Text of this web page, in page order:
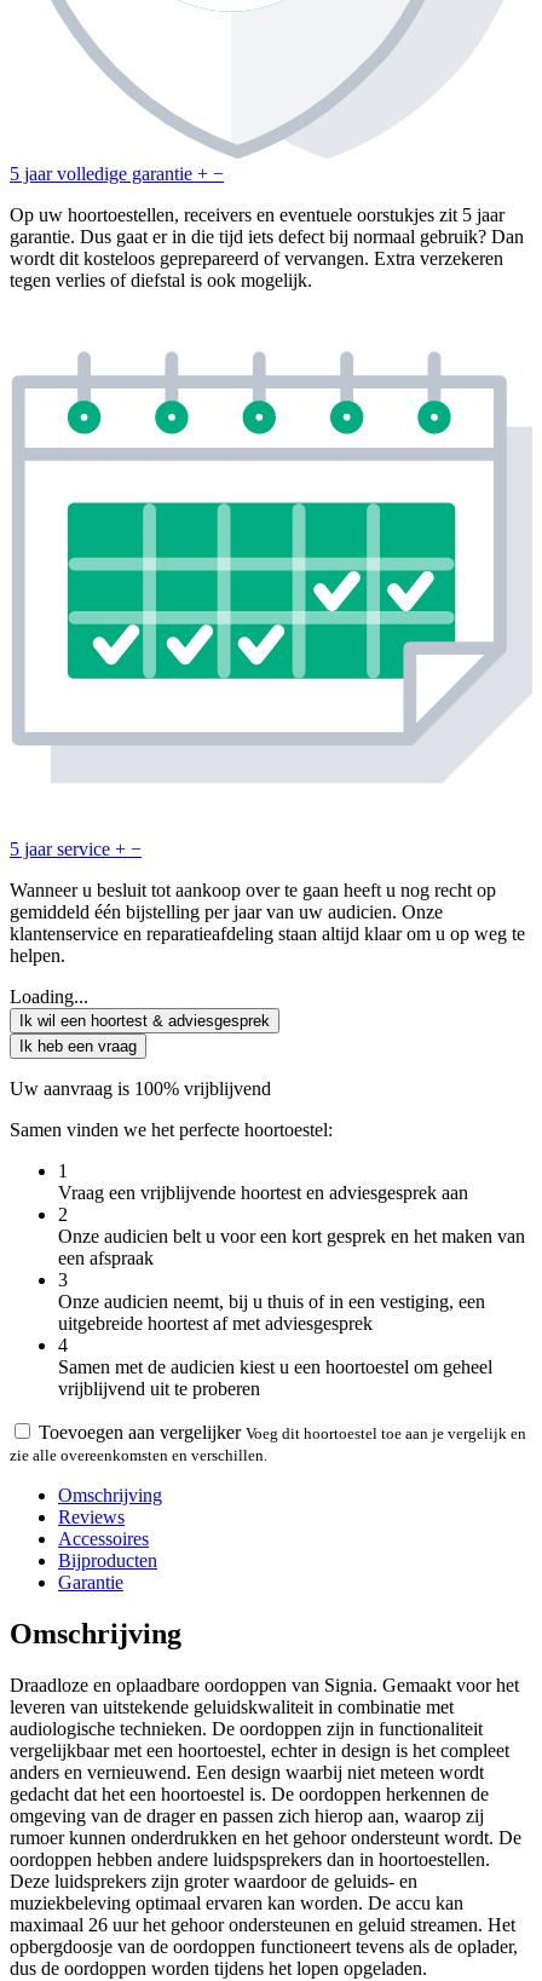
5 jaar volledige garantie + −
Op uw hoortoestellen, receivers en eventuele oorstukjes zit 5 jaar
garantie. Dus gaat er in die tijd iets defect bij normaal gebruik? Dan
wordt dit kosteloos geprepareerd of vervangen. Extra verzekeren
tegen verlies of diefstal is ook mogelijk.
5 jaar service + −
Wanneer u besluit tot aankoop over te gaan heeft u nog recht op
gemiddeld één bijstelling per jaar van uw audicien. Onze
klantenservice en reparatieafdeling staan altijd klaar om u op weg te
helpen.
Loading...
Ik wil een hoortest & adviesgesprek
Ik heb een vraag
Uw aanvraag is 100% vrijblijvend
Samen vinden we het perfecte hoortoestel:
1
Vraag een vrijblijvende hoortest en adviesgesprek aan
2
Onze audicien belt u voor een kort gesprek en het maken van
een afspraak
3
Onze audicien neemt, bij u thuis of in een vestiging, een
uitgebreide hoortest af met adviesgesprek
4
Samen met de audicien kiest u een hoortoestel om geheel
vrijblijvend uit te proberen
Toevoegen aan vergelijker Voeg dit hoortoestel toe aan je vergelijk en
zie alle overeenkomsten en verschillen.
Omschrijving
Reviews
Accessoires
Bijproducten
Garantie
Omschrijving
Draadloze en oplaadbare oordoppen van Signia. Gemaakt voor het
leveren van uitstekende geluidskwaliteit in combinatie met
audiologische technieken. De oordoppen zijn in functionaliteit
vergelijkbaar met een hoortoestel, echter in design is het compleet
anders en vernieuwend. Een design waarbij niet meteen wordt
gedacht dat het een hoortoestel is. De oordoppen herkennen de
omgeving van de drager en passen zich hierop aan, waarop zij
rumoer kunnen onderdrukken en het gehoor ondersteunt wordt. De
oordoppen hebben andere luidspsprekers dan in hoortoestellen.
Deze luidsprekers zijn groter waardoor de geluids- en
muziekbeleving optimaal ervaren kan worden. De accu kan
maximaal 26 uur het gehoor ondersteunen en geluid streamen. Het
opbergdoosje van de oordoppen functioneert tevens als de oplader,
dus de oordoppen worden tijdens het lopen opgeladen.